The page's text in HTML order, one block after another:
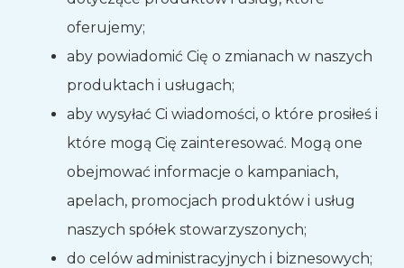
oferujemy;
aby powiadomić Cię o zmianach w naszych
produktach i usługach;
aby wysyłać Ci wiadomości, o które prosiłeś i
które mogą Cię zainteresować. Mogą one
obejmować informacje o kampaniach,
apelach, promocjach produktów i usług
naszych spółek stowarzyszonych;
do celów administracyjnych i biznesowych;